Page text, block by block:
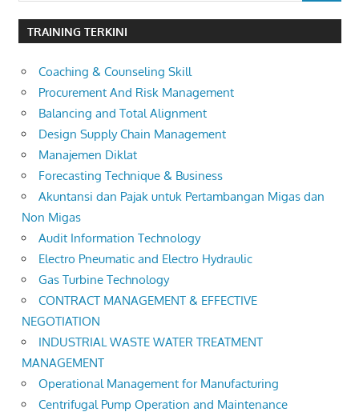
TRAINING TERKINI
Coaching & Counseling Skill
Procurement And Risk Management
Balancing and Total Alignment
Design Supply Chain Management
Manajemen Diklat
Forecasting Technique & Business
Akuntansi dan Pajak untuk Pertambangan Migas dan
Non Migas
Audit Information Technology
Electro Pneumatic and Electro Hydraulic
Gas Turbine Technology
CONTRACT MANAGEMENT & EFFECTIVE
NEGOTIATION
INDUSTRIAL WASTE WATER TREATMENT
MANAGEMENT
Operational Management for Manufacturing
Centrifugal Pump Operation and Maintenance